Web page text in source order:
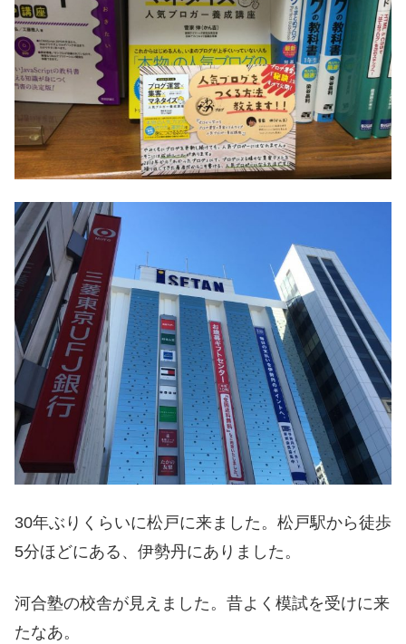
30年ぶりくらいに松戸に来ました。松戸駅から徒歩
5分ほどにある、伊勢丹にありました。
河合塾の校舎が見えました。昔よく模試を受けに来
たなあ。